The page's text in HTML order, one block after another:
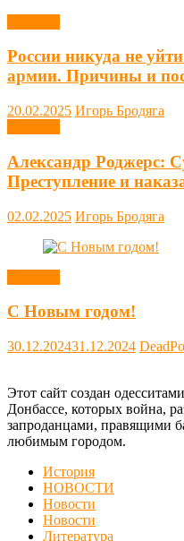
России никуда не
армии. Причины и
20.02.2025 Игорь Бродяга
Александр Роджерс:
Преступление и
02.02.2025 Игорь Бродяга
С Новым годом!
30.12.202431.12.2024
Этот сайт создан
Донбассе, которых война,
запроданцами, правящими
любимым городом.
История
НОВОСТИ
Новости
Новости
Литература